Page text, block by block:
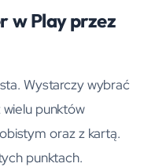
w Play przez
Wystarczy wybrać
punktów
oraz z kartą.
punktach.